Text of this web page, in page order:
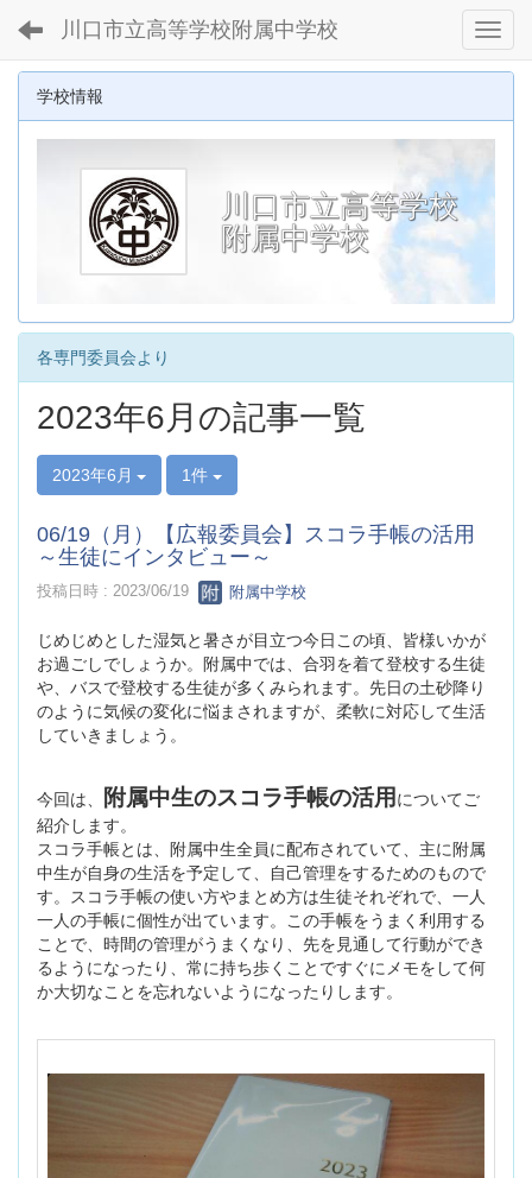
川口市立高等学校附属中学校
学校情報
川口市立高等学校
附属中学校
各専門委員会より
2023年6月の記事一覧
2023年6月 1件
06/19（月）【広報委員会】スコラ手帳の活用
～生徒にインタビュー～
投稿日時 : 2023/06/19 附属中学校
じめじめとした湿気と暑さが目立つ今日この頃、皆様いかが
お過ごしでしょうか。附属中では、合羽を着て登校する生徒
や、バスで登校する生徒が多くみられます。先日の土砂降り
のように気候の変化に悩まされますが、柔軟に対応して生活
していきましょう。
今回は、 附属中生のスコラ手帳の活用 についてご
紹介します。
スコラ手帳とは、附属中生全員に配布されていて、主に附属
中生が自身の生活を予定して、自己管理をするためのもので
す。スコラ手帳の使い方やまとめ方は生徒それぞれで、一人
一人の手帳に個性が出ています。この手帳をうまく利用する
ことで、時間の管理がうまくなり、先を見通して行動ができ
るようになったり、常に持ち歩くことですぐにメモをして何
か大切なことを忘れないようになったりします。